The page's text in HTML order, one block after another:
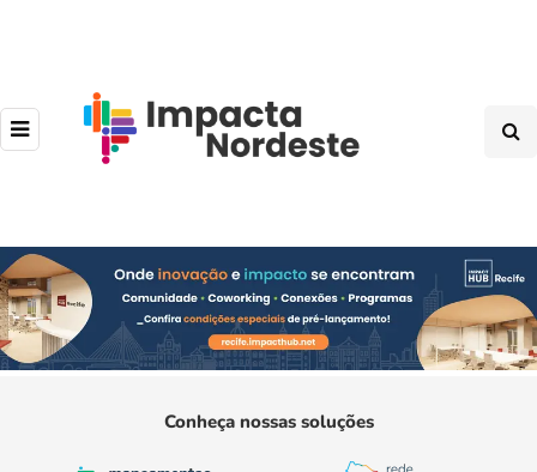
Conheça nossas soluções